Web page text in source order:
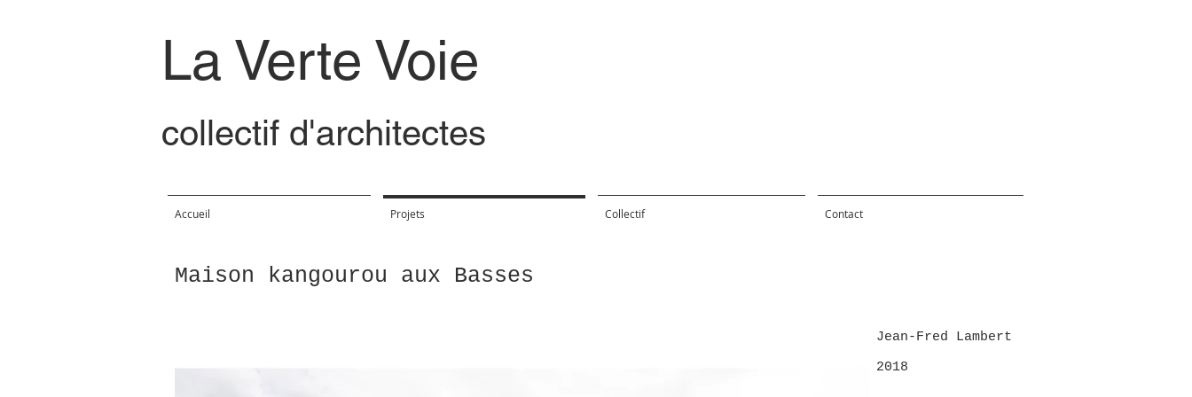
La Verte Voie
collectif d'architectes
Accueil Projets Collectif Contact
Maison kangourou aux Basses
Jean-Fred Lambert
2018